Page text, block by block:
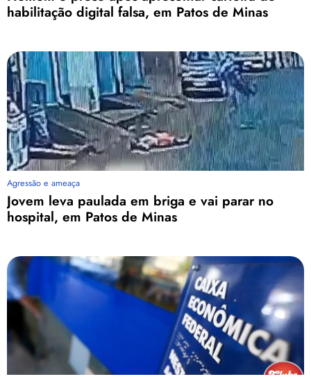
habilitação digital falsa, em Patos de Minas
Agressão e ameaça
Jovem leva paulada em briga e vai parar no
hospital, em Patos de Minas